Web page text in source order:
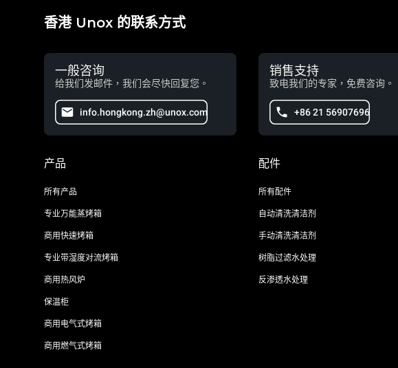
香港 Unox 的联系方式
一般咨询
给我们发邮件，我们会尽快回复您。
info.hongkong.zh@unox.com
销售支持
致电我们的专家，免费咨询。
+86 21 56907696
产品
所有产品
专业万能蒸烤箱
商用快速烤箱
专业带湿度对流烤箱
商用热风炉
保温柜
商用电气式烤箱
商用燃气式烤箱
配件
所有配件
自动清洗清洁剂
手动清洗清洁剂
树脂过滤水处理
反渗透水处理